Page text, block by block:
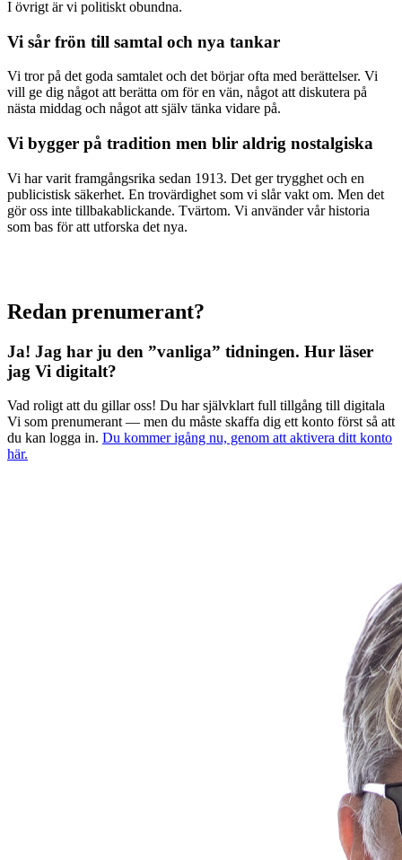
I övrigt är vi politiskt obundna.
Vi sår frön till samtal och nya tankar
Vi tror på det goda samtalet och det börjar ofta med berättelser. Vi
vill ge dig något att berätta om för en vän, något att diskutera på
nästa middag och något att själv tänka vidare på.
Vi bygger på tradition men blir aldrig nostalgiska
Vi har varit framgångsrika sedan 1913. Det ger trygghet och en
publicistisk säkerhet. En trovärdighet som vi slår vakt om. Men det
gör oss inte tillbakablickande. Tvärtom. Vi använder vår historia
som bas för att utforska det nya.
Redan prenumerant?
Ja! Jag har ju den ”vanliga” tidningen. Hur läser
jag Vi digitalt?
Vad roligt att du gillar oss! Du har självklart full tillgång till digitala
Vi som prenumerant — men du måste skaffa dig ett konto först så att
du kan logga in. Du kommer igång nu, genom att aktivera ditt konto
här.